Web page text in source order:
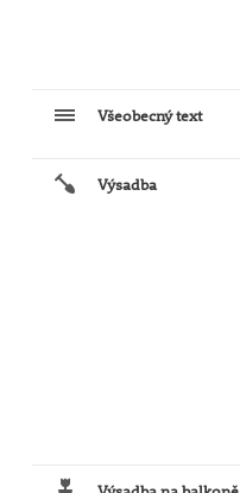
Všeobecný text
Výsadba